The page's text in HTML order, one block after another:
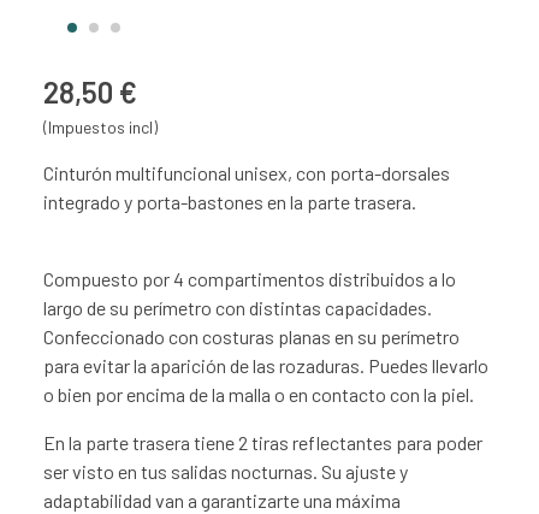
28,50 €
(Impuestos incl)
Cinturón multifuncional unisex, con porta-dorsales
integrado y porta-bastones en la parte trasera.
Compuesto por 4 compartimentos distribuidos a lo
largo de su perímetro con distintas capacidades.
Confeccionado con costuras planas en su perímetro
para evitar la aparición de las rozaduras. Puedes llevarlo
o bien por encima de la malla o en contacto con la piel.
En la parte trasera tiene 2 tiras reflectantes para poder
ser visto en tus salidas nocturnas. Su ajuste y
adaptabilidad van a garantizarte una máxima